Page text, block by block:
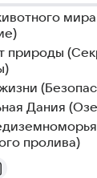
природы
Дания
пролива)